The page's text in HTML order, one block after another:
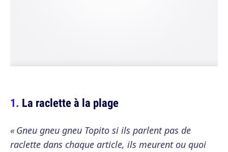
La raclette à la plage
« Gneu gneu gneu Topito si ils parlent pas de
raclette dans chaque article, ils meurent ou quoi